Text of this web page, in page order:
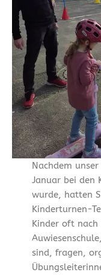
Nachdem
Januar bei den
wurde, hatten
Kinderturnen-
Kinder oft nach
sind, fragen,